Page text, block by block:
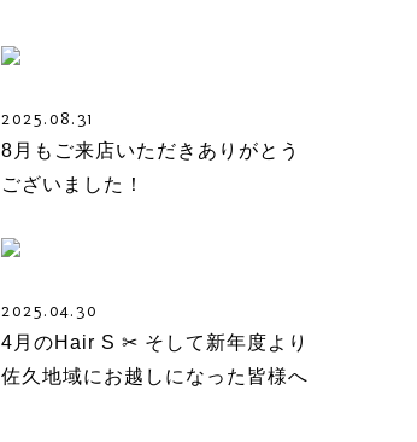
2025.08.31
8月もご来店いただきありがとう
ございました！
2025.04.30
4月のHair S ✂︎ そして新年度より
佐久地域にお越しになった皆様へ